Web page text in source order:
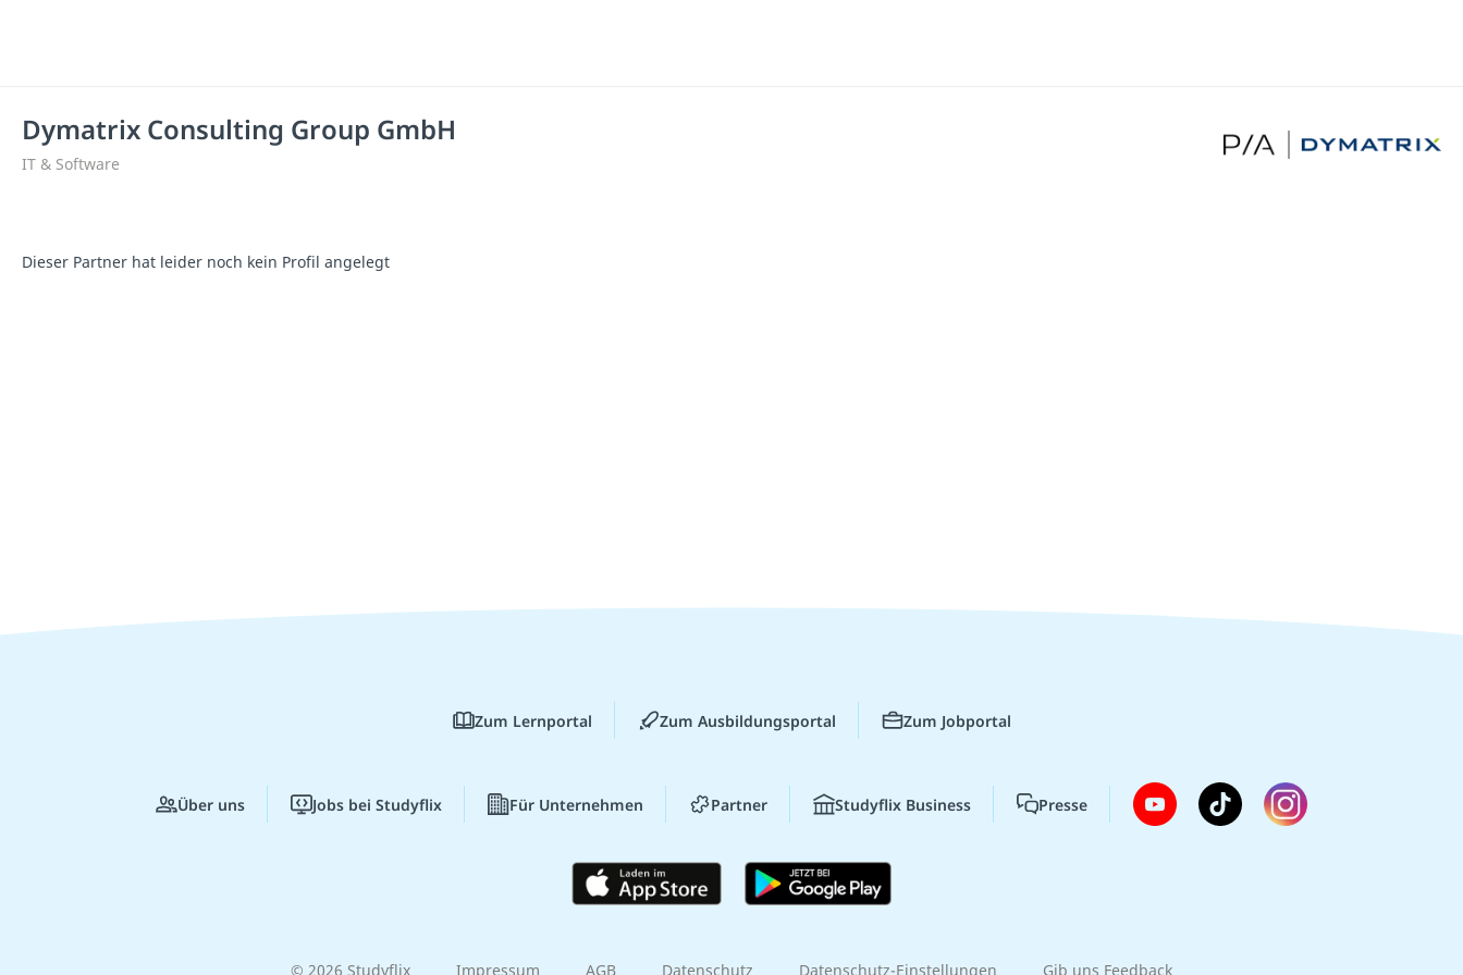
Dymatrix Consulting Group GmbH
IT & Software
Dieser Partner hat leider noch kein Profil angelegt
Zum Lernportal Zum Ausbildungsportal Zum Jobportal
Über uns Jobs bei Studyflix Für Unternehmen Partner Studyflix Business Presse
© 2026 Studyflix Impressum AGB Datenschutz Datenschutz-Einstellungen Gib uns Feedback